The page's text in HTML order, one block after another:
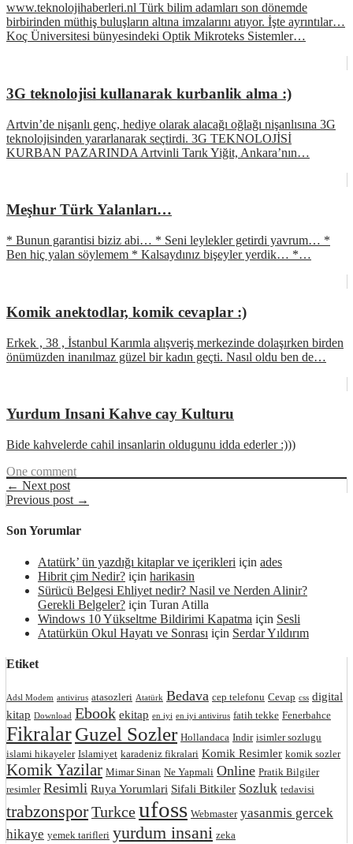
www.teknolojihaberleri.nl Türk bilim adamları son dönemde
birbirinden müthiş buluşların altına imzalarını atıyor. İşte ayrıntılar…
Koç Üniversitesi bünyesindeki Optik Mikroteks Sistemler…
3G teknolojisi kullanarak kurbanlik alma :)
Artvin’de nişanlı genç, hediye olarak alacağı oğlağı nişanlısına 3G
teknolojisinden yararlanarak seçtirdi. 3G TEKNOLOJİSİ
KURBAN PAZARINDA Artvinli Tarık Yiğit, Ankara’nın…
Meşhur Türk Yalanları…
* Bunun garantisi biziz abi… * Seni leylekler getirdi yavrum… *
Ben hiç yalan söylemem * Kalsaydınız bişeyler yerdik… *…
Komik anektodlar, komik cevaplar :)
Erkek , 38 , İstanbul Karımla alışveriş merkezinde dolaşırken birden
önümüzden inanılmaz güzel bir kadın geçti. Nasıl oldu ben de…
Yurdum Insani Kahve cay Kulturu
Bide kahvelerde cahil insanlarin oldugunu idda ederler :)))
One comment
← Next post
Previous post →
Son Yorumlar
Atatürk’ ün yazdığı kitaplar ve içerikleri için ades
Hibrit çim Nedir? için harikasin
Sürücü Belgesi Ehliyet nedir? Nasil ve Nerden Alinir?
Gerekli Belgeler? için Turan Atilla
Windows 10 Yükseltme Bildirimi Kapatma için Sesli
Atatürkün Okul Hayatı ve Sonrası için Serdar Yıldırım
Etiket
Adsl Modem antivirus atasozleri Atatürk Bedava cep telefonu Cevap css digital
kitap Download Ebook ekitap en iyi en iyi antivirus fatih tekke Fenerbahce
FikralarGuzel Sozler Hollandaca Indir isimler sozlugu
islami hikayeler Islamiyet karadeniz fikralari Komik Resimler komik sozler
Komik Yazilar Mimar Sinan Ne Yapmali Online Pratik Bilgiler
resimler Resimli Ruya Yorumlari Sifali Bitkiler Sozluk tedavisi
trabzonsporTurkceufoss Webmaster yasanmis gercek
hikaye yemek tarifleri yurdum insani zeka